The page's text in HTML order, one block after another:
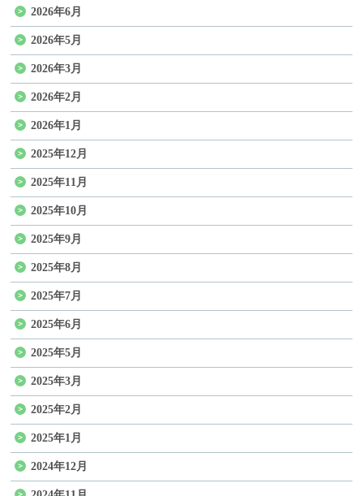
2026年6月
2026年5月
2026年3月
2026年2月
2026年1月
2025年12月
2025年11月
2025年10月
2025年9月
2025年8月
2025年7月
2025年6月
2025年5月
2025年3月
2025年2月
2025年1月
2024年12月